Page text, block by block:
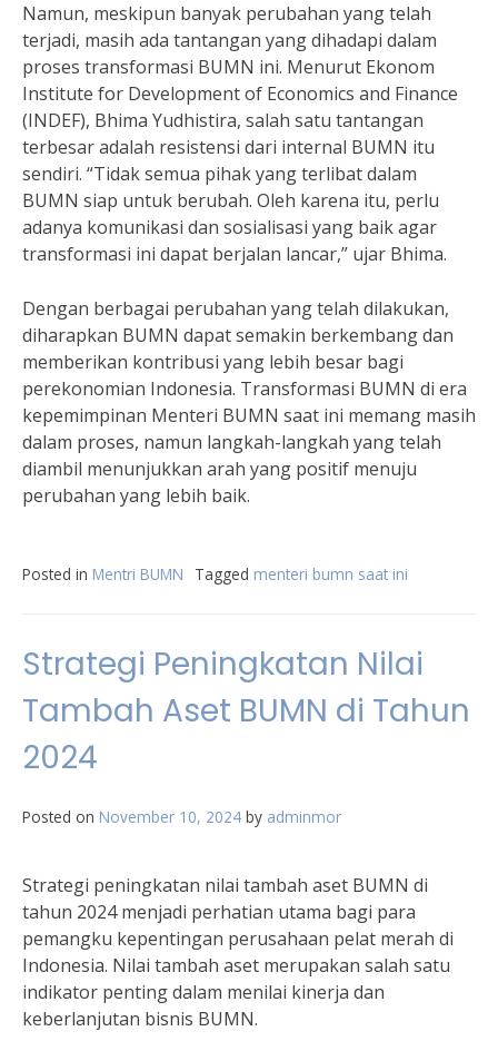
Namun, meskipun banyak perubahan yang telah
terjadi, masih ada tantangan yang dihadapi dalam
proses transformasi BUMN ini. Menurut Ekonom
Institute for Development of Economics and Finance
(INDEF), Bhima Yudhistira, salah satu tantangan
terbesar adalah resistensi dari internal BUMN itu
sendiri. “Tidak semua pihak yang terlibat dalam
BUMN siap untuk berubah. Oleh karena itu, perlu
adanya komunikasi dan sosialisasi yang baik agar
transformasi ini dapat berjalan lancar,” ujar Bhima.
Dengan berbagai perubahan yang telah dilakukan,
diharapkan BUMN dapat semakin berkembang dan
memberikan kontribusi yang lebih besar bagi
perekonomian Indonesia. Transformasi BUMN di era
kepemimpinan Menteri BUMN saat ini memang masih
dalam proses, namun langkah-langkah yang telah
diambil menunjukkan arah yang positif menuju
perubahan yang lebih baik.
Posted in Mentri BUMN Tagged menteri bumn saat ini
Strategi Peningkatan Nilai
Tambah Aset BUMN di Tahun
2024
Posted on November 10, 2024 by adminmor
Strategi peningkatan nilai tambah aset BUMN di
tahun 2024 menjadi perhatian utama bagi para
pemangku kepentingan perusahaan pelat merah di
Indonesia. Nilai tambah aset merupakan salah satu
indikator penting dalam menilai kinerja dan
keberlanjutan bisnis BUMN.